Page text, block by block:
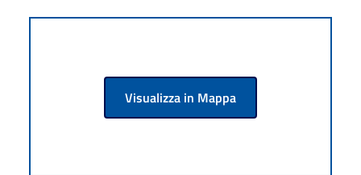
Visualizza in Mappa